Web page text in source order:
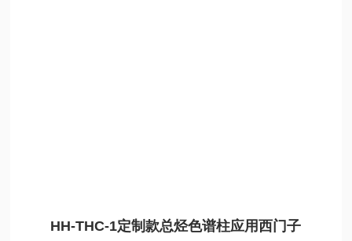
HH-THC-1定制款总烃色谱柱应用西门子